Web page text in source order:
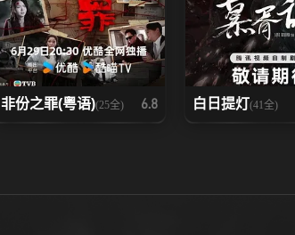
非份之罪(粤语)(25全) 6.8 白日提灯(41全)